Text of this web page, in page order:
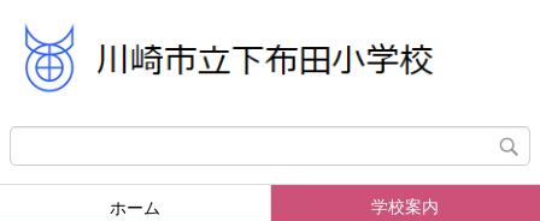
ホーム 学校案内